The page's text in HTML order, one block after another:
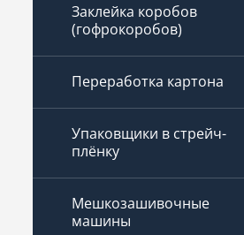
Заклейка коробов
(гофрокоробов)
Переработка картона
Упаковщики в стрейч-
плёнку
Мешкозашивочные
машины